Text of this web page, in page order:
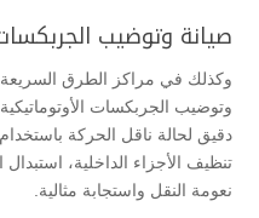
صيانة وتوضيب
وكذلك في مراكز الطرق السريعة
وتوضيب الجربكسات
دقيق لحالة ناقل الحركة
تنظيف الأجزاء الداخلية،
نعومة النقل واستجابة مثالية.